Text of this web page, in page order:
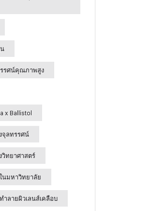
รศน์คุณภาพสูง
x Ballistol
จุลทรรศน์
วิทยาศาสตร์
นมหาวิทยาลัย
ำลายผิวเลนส์เคลือบ